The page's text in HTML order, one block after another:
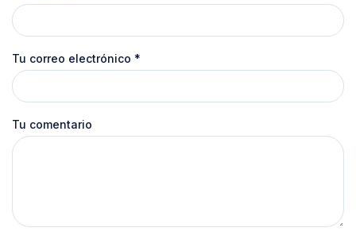
Tu correo electrónico *
Tu comentario